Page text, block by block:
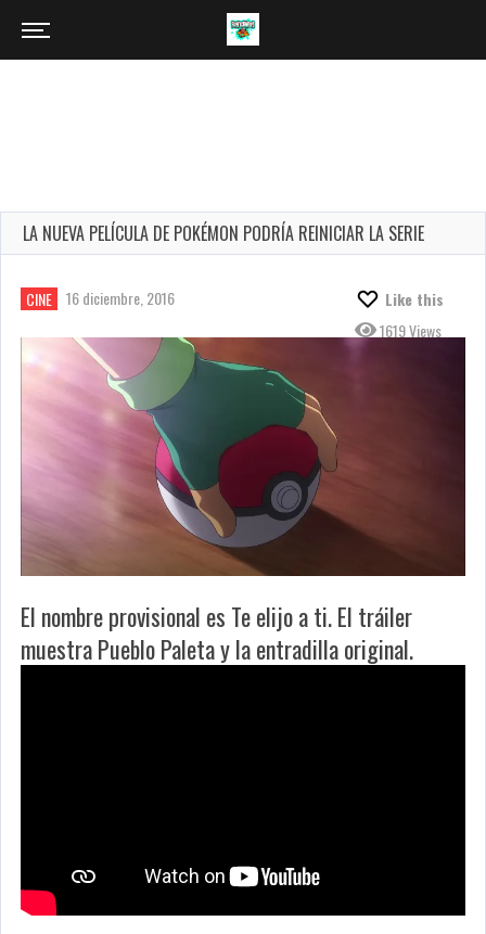
LA NUEVA PELÍCULA DE POKÉMON PODRÍA REINICIAR LA SERIE
CINE 16 diciembre, 2016
Like this
1619 Views
El nombre provisional es Te elijo a ti. El tráiler
muestra Pueblo Paleta y la entradilla original.